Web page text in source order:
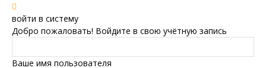
войти в систему
Добро пожаловать! Войдите в свою учётную запись
Ваше имя пользователя